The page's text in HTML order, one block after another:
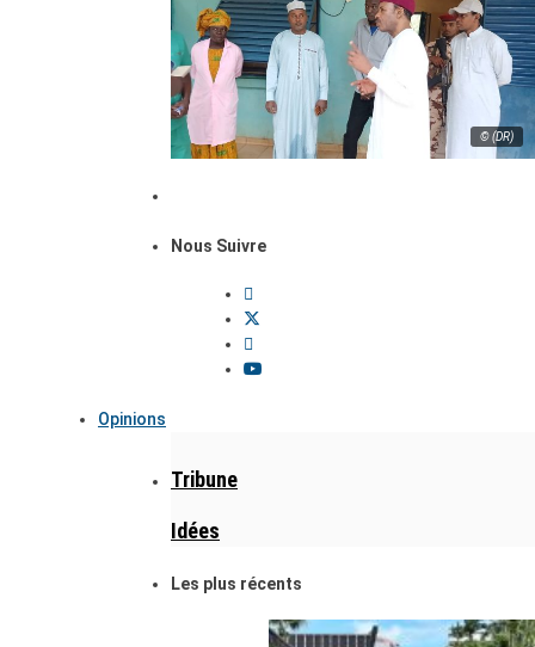
© (DR)
Nous Suivre
Opinions
Tribune
Idées
Les plus récents